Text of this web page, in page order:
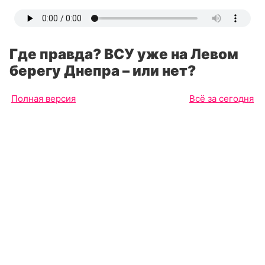
Где правда? ВСУ уже на Левом
берегу Днепра – или нет?
Полная версия Всё за сегодня